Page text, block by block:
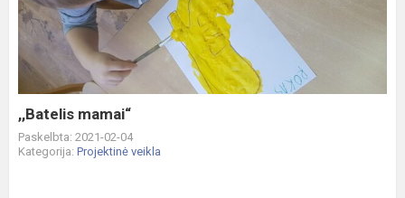
,,Batelis mamai“
Paskelbta: 2021-02-04
Kategorija: Projektinė veikla